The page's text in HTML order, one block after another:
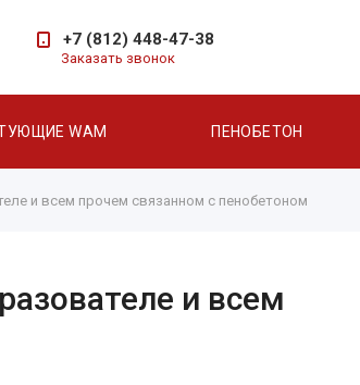
+7 (812) 448-47-38
Заказать звонок
WAM ПЕНОБЕТОН
и всем прочем связанном с пенобетоном
и всем